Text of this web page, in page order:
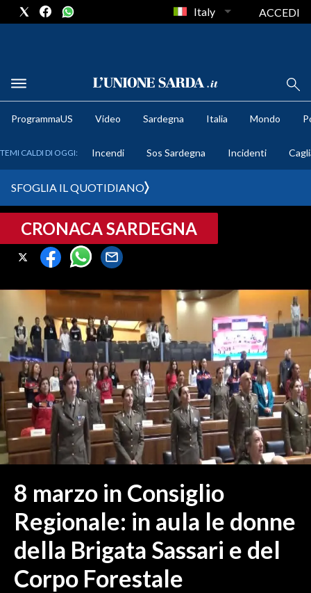
METEO
CRONACA SARDEGNA
CAGLIARI
SULCIS IGLESIENTE
MEDIO CAMPIDANO
ORISTANO E PROVINCIA
SASSARI E PROVINCIA
GALLURA
NUORO E PROVINCIA
OGLIASTRA
AGENDA
ITALIA
MONDO
POLITICA
ECONOMIA
Italy ACCEDI
ProgrammaUS Video Sardegna Italia Mondo
TEMI CALDI DI OGGI: Incendi Sos Sardegna Incidenti
SFOGLIA IL QUOTIDIANO
CRONACA SARDEGNA
8 marzo in Consiglio
Regionale: in aula le donne
della Brigata Sassari e del
Corpo Forestale